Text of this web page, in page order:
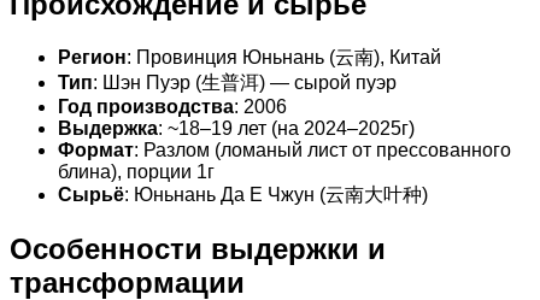
Регион: Провинция Юньнань (云南), Китай
Тип: Шэн Пуэр (生普洱) — сырой пуэр
Год производства: 2006
Выдержка: ~18–19 лет (на 2024–2025г)
Формат: Разлом (ломаный лист от прессованного
блина), порции 1г
Сырьё: Юньнань Да Е Чжун (云南大叶种)
Особенности выдержки и
трансформации